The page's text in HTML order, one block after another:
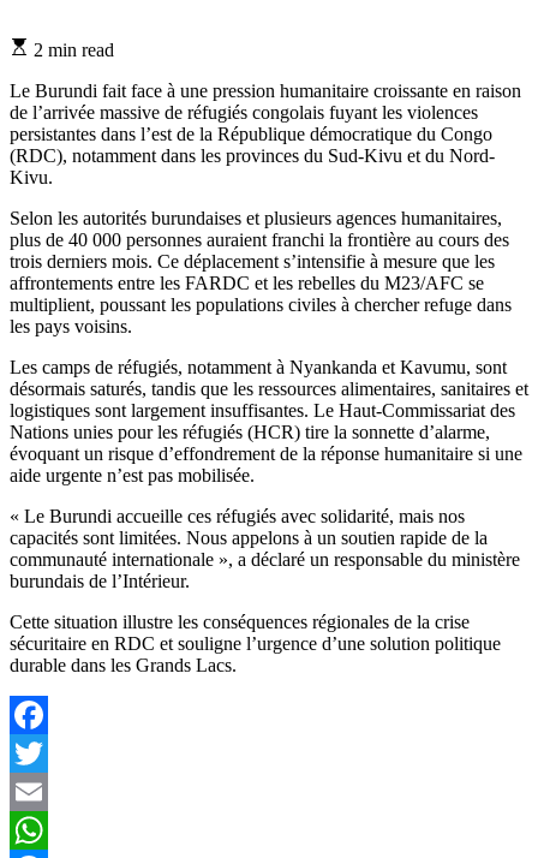
Estimated
time
2 min read
Le Burundi fait face à une pression humanitaire croissante en raison
de l’arrivée massive de réfugiés congolais fuyant les violences
persistantes dans l’est de la République démocratique du Congo
(RDC), notamment dans les provinces du Sud-Kivu et du Nord-
Kivu.
Selon les autorités burundaises et plusieurs agences humanitaires,
plus de 40 000 personnes auraient franchi la frontière au cours des
trois derniers mois. Ce déplacement s’intensifie à mesure que les
affrontements entre les FARDC et les rebelles du M23/AFC se
multiplient, poussant les populations civiles à chercher refuge dans
les pays voisins.
Les camps de réfugiés, notamment à Nyankanda et Kavumu, sont
désormais saturés, tandis que les ressources alimentaires, sanitaires et
logistiques sont largement insuffisantes. Le Haut-Commissariat des
Nations unies pour les réfugiés (HCR) tire la sonnette d’alarme,
évoquant un risque d’effondrement de la réponse humanitaire si une
aide urgente n’est pas mobilisée.
« Le Burundi accueille ces réfugiés avec solidarité, mais nos
capacités sont limitées. Nous appelons à un soutien rapide de la
communauté internationale », a déclaré un responsable du ministère
burundais de l’Intérieur.
Cette situation illustre les conséquences régionales de la crise
sécuritaire en RDC et souligne l’urgence d’une solution politique
durable dans les Grands Lacs.
Facebook
Twitter
Email